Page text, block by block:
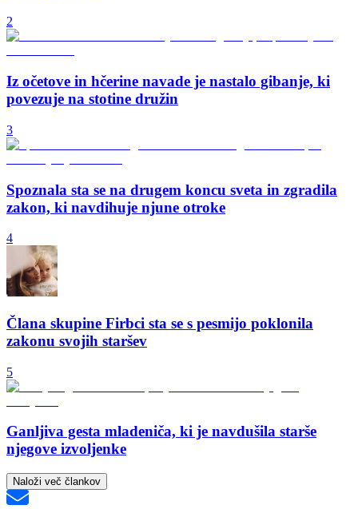
2
Iz očetove in hčerine navade je nastalo gibanje, ki
povezuje na stotine družin
3
Spoznala sta se na drugem koncu sveta in zgradila
zakon, ki navdihuje njune otroke
4
Člana skupine Firbci sta se s pesmijo poklonila
zakonu svojih staršev
5
Ganljiva gesta mladeniča, ki je navdušila starše
njegove izvoljenke
Naloži več člankov